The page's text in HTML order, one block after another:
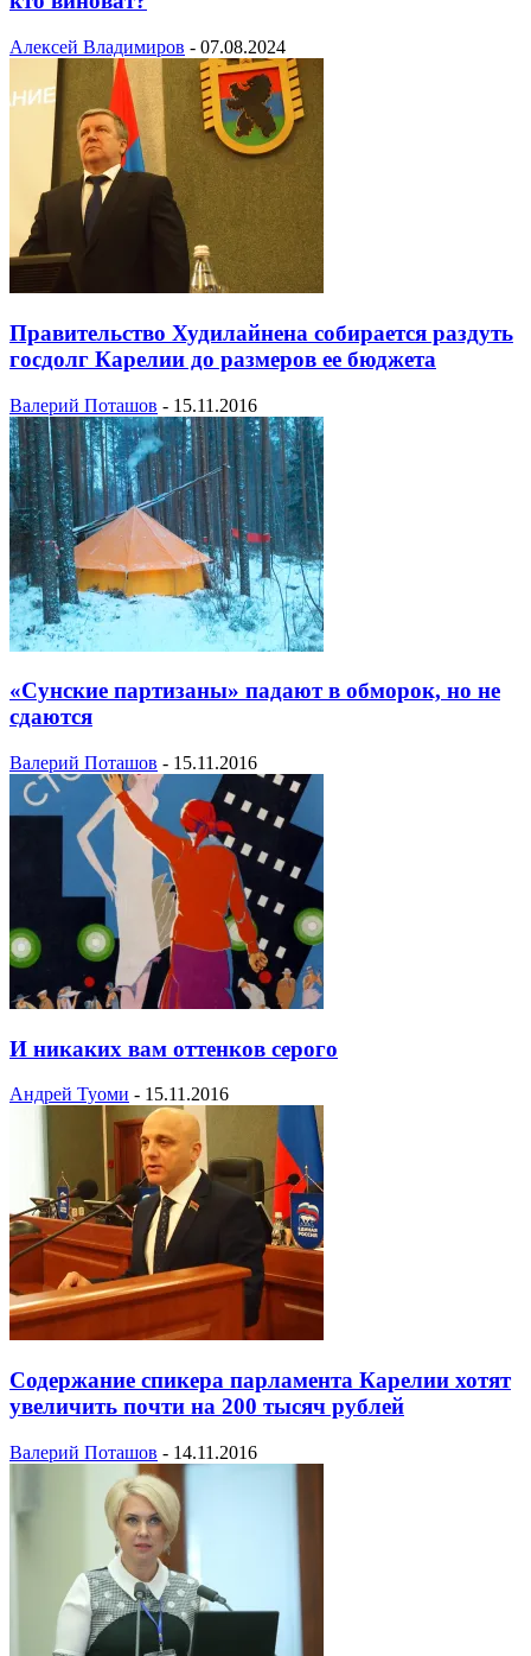
Алексей Владимиров - 07.08.2024
Правительство Худилайнена собирается раздуть
госдолг Карелии до размеров ее бюджета
Валерий Поташов - 15.11.2016
«Сунские партизаны» падают в обморок, но не
сдаются
Валерий Поташов - 15.11.2016
И никаких вам оттенков серого
Андрей Туоми - 15.11.2016
Содержание спикера парламента Карелии хотят
увеличить почти на 200 тысяч рублей
Валерий Поташов - 14.11.2016